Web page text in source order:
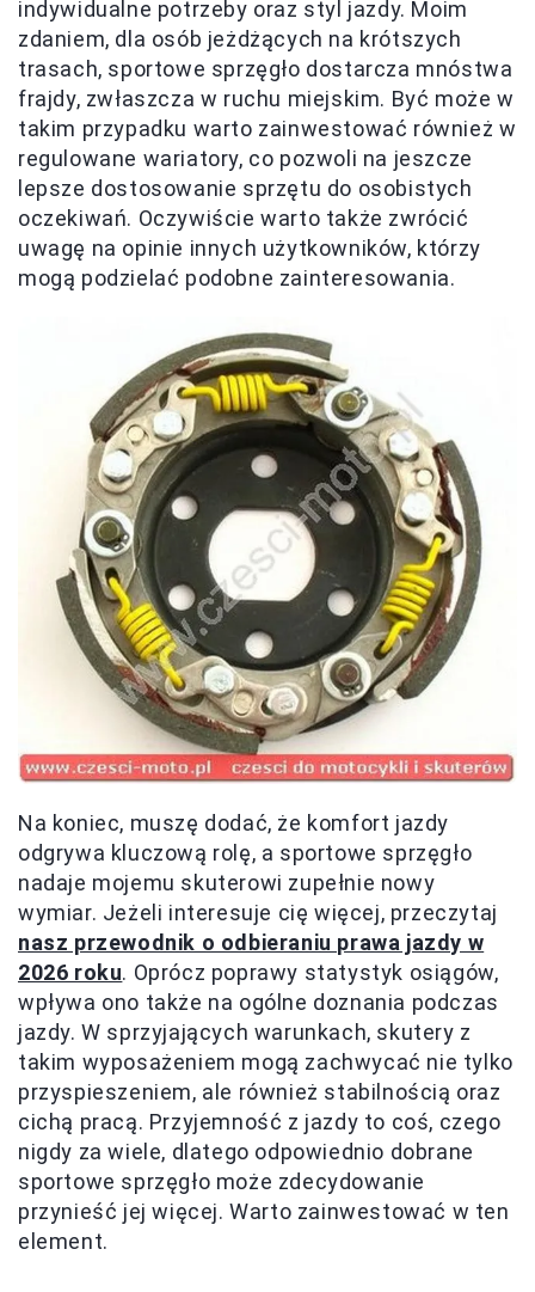
indywidualne potrzeby oraz styl jazdy. Moim
zdaniem, dla osób jeżdżących na krótszych
trasach, sportowe sprzęgło dostarcza mnóstwa
frajdy, zwłaszcza w ruchu miejskim. Być może w
takim przypadku warto zainwestować również w
regulowane wariatory, co pozwoli na jeszcze
lepsze dostosowanie sprzętu do osobistych
oczekiwań. Oczywiście warto także zwrócić
uwagę na opinie innych użytkowników, którzy
mogą podzielać podobne zainteresowania.
Na koniec, muszę dodać, że komfort jazdy
odgrywa kluczową rolę, a sportowe sprzęgło
nadaje mojemu skuterowi zupełnie nowy
wymiar. Jeżeli interesuje cię więcej, przeczytaj
nasz przewodnik o odbieraniu prawa jazdy w
2026 roku. Oprócz poprawy statystyk osiągów,
wpływa ono także na ogólne doznania podczas
jazdy. W sprzyjających warunkach, skutery z
takim wyposażeniem mogą zachwycać nie tylko
przyspieszeniem, ale również stabilnością oraz
cichą pracą. Przyjemność z jazdy to coś, czego
nigdy za wiele, dlatego odpowiednio dobrane
sportowe sprzęgło może zdecydowanie
przynieść jej więcej. Warto zainwestować w ten
element.